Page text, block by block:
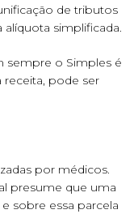
de tributos
simplificada.
sempre o Simples é
receita, pode ser
por médicos.
presume que uma
sobre essa parcela